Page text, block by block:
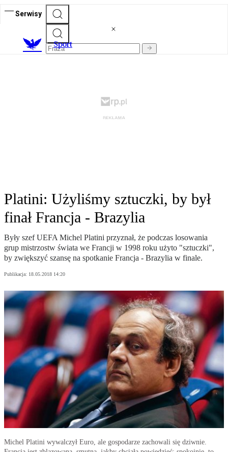
Serwisy
Sport
Platini: Użyliśmy sztuczki, by był
finał Francja - Brazylia
Były szef UEFA Michel Platini przyznał, że podczas losowania
grup mistrzostw świata we Francji w 1998 roku użyto "sztuczki",
by zwiększyć szansę na spotkanie Francja - Brazylia w finale.
Publikacja: 18.05.2018 14:20
Michel Platini wywalczył Euro, ale gospodarze zachowali się dziwnie.